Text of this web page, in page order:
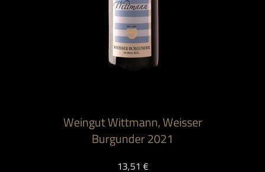
Weingut Wittmann, Weisser
Burgunder 2021
13,51 €